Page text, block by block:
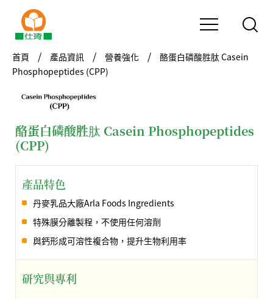
首頁 產品資訊 營養強化
酪蛋白磷酸胜肽 Casein
Phosphopeptides (CPP)
酪蛋白磷酸胜肽 Casein Phosphopeptides
(CPP)
產品特色
丹麥乳品大廠Arla Foods Ingredients
特殊膜分離製程，不使用任何溶劑
與鈣形成可溶性複合物，提升生物利用率
研究與專利